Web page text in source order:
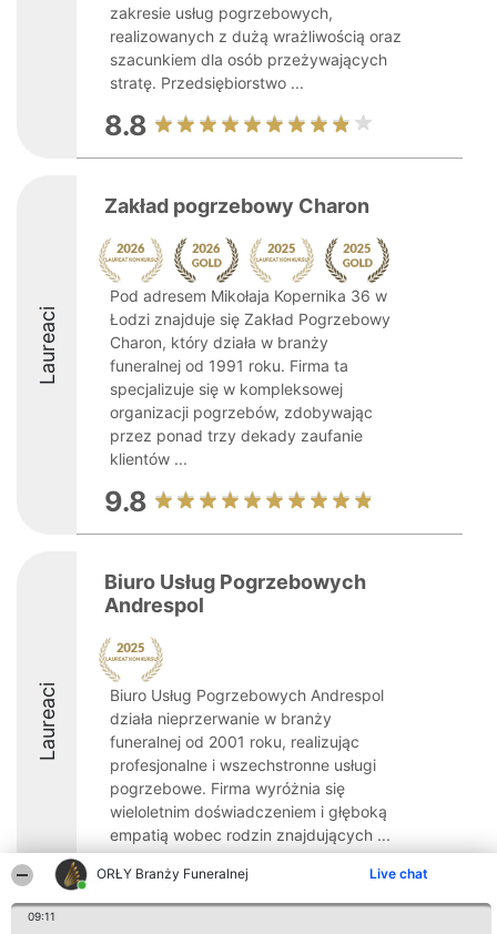
ORŁY Branży Funeralnej Live chat
09:11
zakresie usług pogrzebowych,
realizowanych z dużą wrażliwością oraz
szacunkiem dla osób przeżywających
stratę. Przedsiębiorstwo ...
8.8
Laureaci
Zakład pogrzebowy Charon
Pod adresem Mikołaja Kopernika 36 w
Łodzi znajduje się Zakład Pogrzebowy
Charon, który działa w branży
funeralnej od 1991 roku. Firma ta
specjalizuje się w kompleksowej
organizacji pogrzebów, zdobywając
przez ponad trzy dekady zaufanie
klientów ...
9.8
Laureaci
Biuro Usług Pogrzebowych
Andrespol
Biuro Usług Pogrzebowych Andrespol
działa nieprzerwanie w branży
funeralnej od 2001 roku, realizując
profesjonalne i wszechstronne usługi
pogrzebowe. Firma wyróżnia się
wieloletnim doświadczeniem i głęboką
empatią wobec rodzin znajdujących ...